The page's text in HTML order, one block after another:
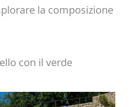
la composizione
con il verde